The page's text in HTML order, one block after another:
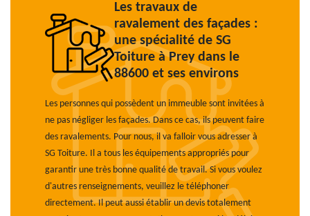
Les travaux de
ravalement des façades :
une spécialité de SG
Toiture à Prey dans le
88600 et ses environs
Les personnes qui possèdent un immeuble sont invitées à
ne pas négliger les façades. Dans ce cas, ils peuvent faire
des ravalements. Pour nous, il va falloir vous adresser à
SG Toiture. Il a tous les équipements appropriés pour
garantir une très bonne qualité de travail. Si vous voulez
d'autres renseignements, veuillez le téléphoner
directement. Il peut aussi établir un devis totalement